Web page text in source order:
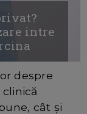
intre
despre
cât și